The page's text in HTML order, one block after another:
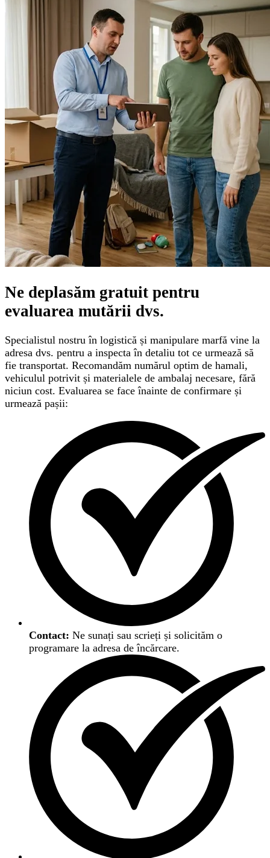
Ne deplasăm gratuit pentru
evaluarea mutării dvs.
Specialistul nostru în logistică și manipulare marfă vine la
adresa dvs. pentru a inspecta în detaliu tot ce urmează să
fie transportat. Recomandăm numărul optim de hamali,
vehiculul potrivit și materialele de ambalaj necesare, fără
niciun cost. Evaluarea se face înainte de confirmare și
urmează pașii:
Contact: Ne sunați sau scrieți și solicităm o
programare la adresa de încărcare.